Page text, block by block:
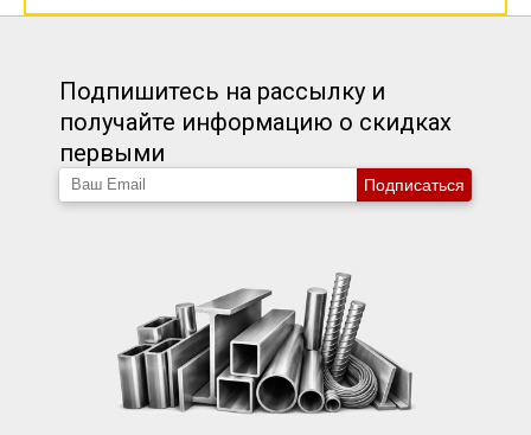
Подпишитесь на рассылку и
получайте информацию о скидках
первыми
Подписаться